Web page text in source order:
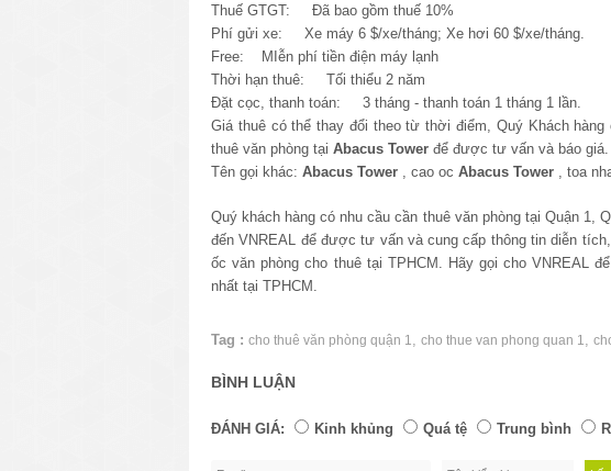
Thuế GTGT: Đã bao gồm thuế 10%
Phí gửi xe: Xe máy 6 $/xe/tháng; Xe hơi 60 $/xe/tháng.
Free: MIễn phí tiền điện máy lạnh
Thời hạn thuê: Tối thiểu 2 năm
Đặt cọc, thanh toán: 3 tháng - thanh toán 1 tháng 1 lần.
Giá thuê có thể thay đổi theo từ thời điểm, Quý Khách
thuê văn phòng tại Abacus Tower để được tư vấn và báo giá.
Tên gọi khác: Abacus Tower , cao oc Abacus Tower , toa
Quý khách hàng có nhu cầu cần thuê văn phòng tại Quận 1,
đến VNREAL để được tư vấn và cung cấp thông tin diễn
ốc văn phòng cho thuê tại TPHCM. Hãy gọi cho VNREAL
nhất tại TPHCM.
Tag : cho thuê văn phòng quận 1 cho thue van phong quan 1
BÌNH LUẬN
ĐÁNH GIÁ: Kinh khủng Quá tệ Trung bình